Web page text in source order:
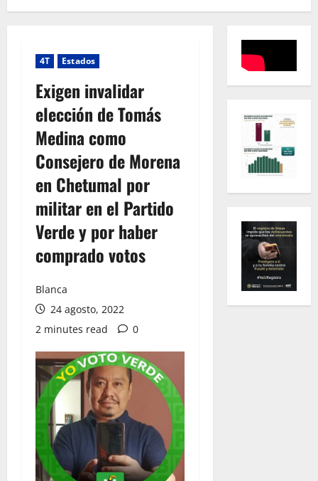
4T Estados
Exigen invalidar
elección de Tomás
Medina como
Consejero de Morena
en Chetumal por
militar en el Partido
Verde y por haber
comprado votos
Blanca
24 agosto, 2022
2 minutes read
0